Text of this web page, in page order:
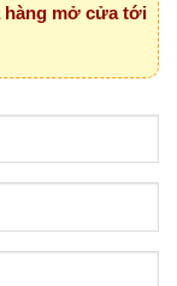
hàng mở cửa tới